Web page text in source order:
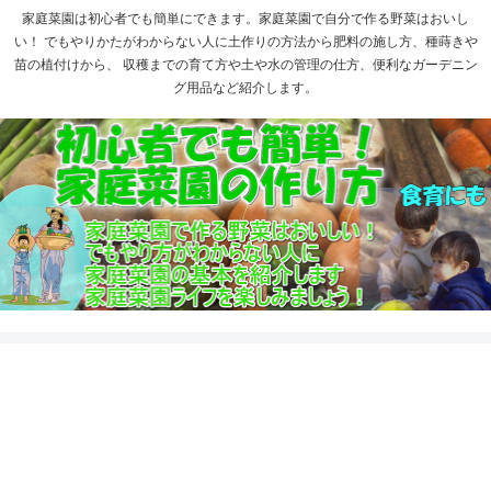
家庭菜園は初心者でも簡単にできます。家庭菜園で自分で作る野菜はおいし
い！ でもやりかたがわからない人に土作りの方法から肥料の施し方、種蒔きや
苗の植付けから、 収穫までの育て方や土や水の管理の仕方、便利なガーデニン
グ用品など紹介します。